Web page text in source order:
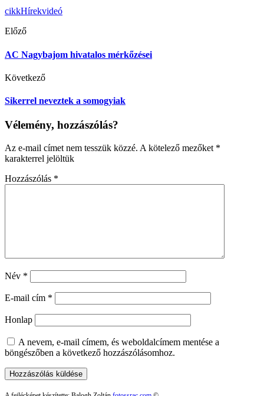
cikkHírekvideó
Előző
AC Nagybajom hivatalos mérkőzései
Következő
Sikerrel neveztek a somogyiak
Vélemény, hozzászólás?
Az e-mail címet nem tesszük közzé. A kötelező mezőket *
karakterrel jelöltük
Hozzászólás *
Név *
E-mail cím *
Honlap
A nevem, e-mail címem, és weboldalcímem mentése a
böngészőben a következő hozzászólásomhoz.